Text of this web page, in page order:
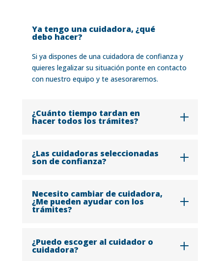
Ya tengo una cuidadora, ¿qué
debo hacer?
Si ya dispones de una cuidadora de confianza y
quieres legalizar su situación ponte en contacto
con nuestro equipo y te asesoraremos.
¿Cuánto tiempo tardan en
hacer todos los trámites?
¿Las cuidadoras seleccionadas
son de confianza?
Necesito cambiar de cuidadora,
¿Me pueden ayudar con los
trámites?
¿Puedo escoger al cuidador o
cuidadora?